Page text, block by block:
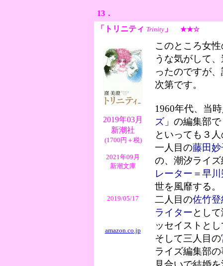
13．
「トリニティ Trinity 」 ★★☆
2019年03月
新潮社
(1700円＋税)
2021年09月
新潮文庫
2019/05/17
amazon.co.jp
このところ女
うな気がして
ったのですが
次第です。
1960年代、当
ズ」の編集部
といっても３
一人目の藤田妙
の、潮汐ライ
レーター＝早
世を風靡する。
二人目の佐竹
ライターとし
ッセイストと
そして三人目の
ライズ編集部